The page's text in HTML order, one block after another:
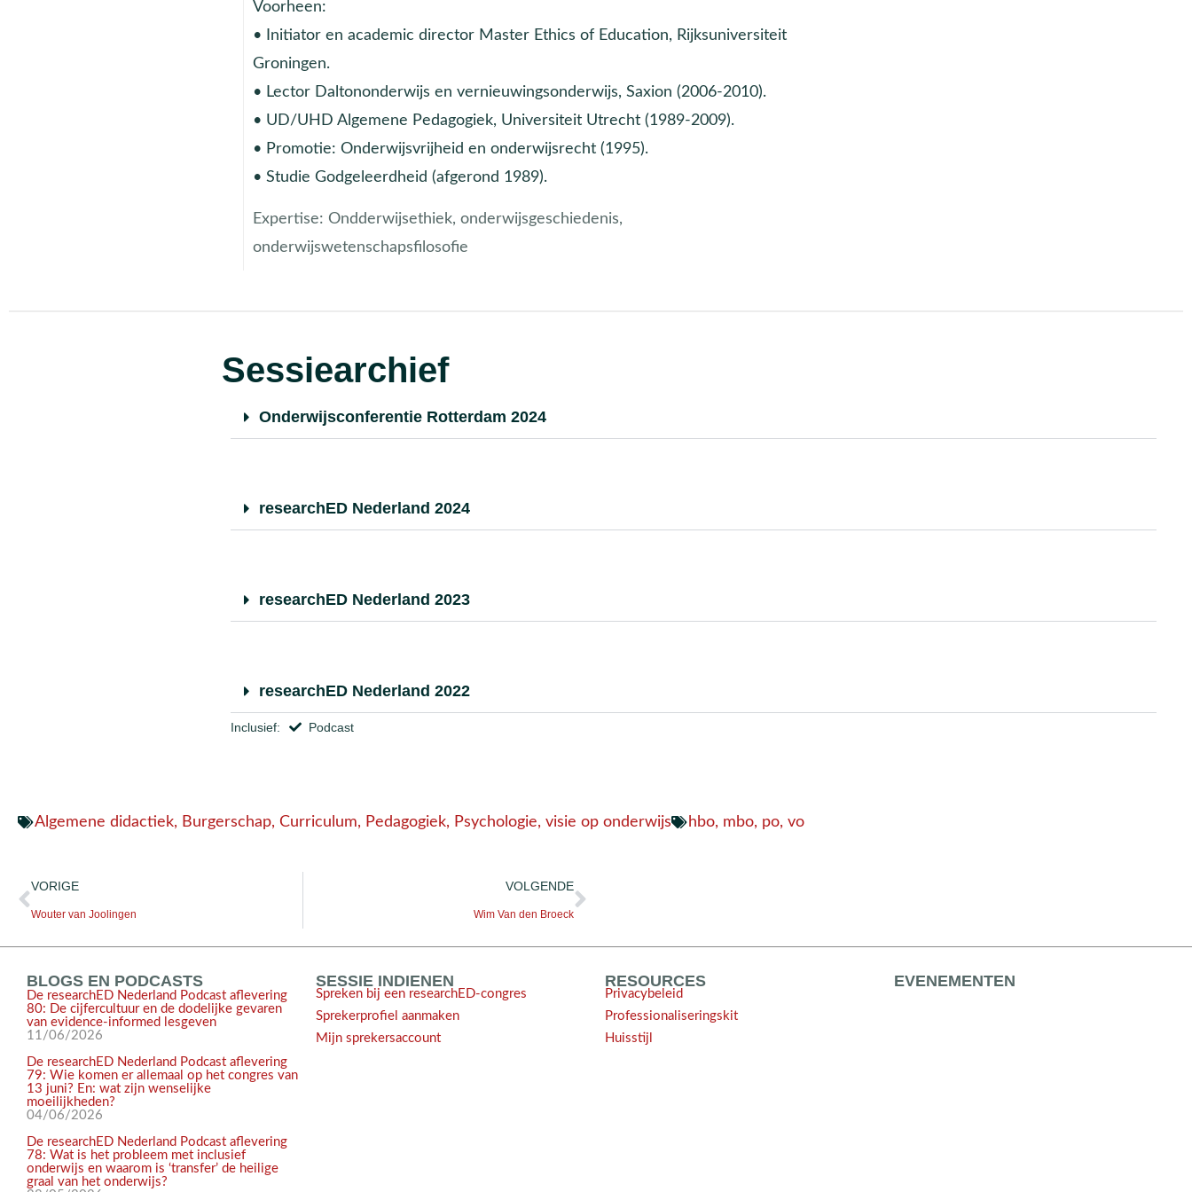
Voorheen:
• Initiator en academic director Master Ethics of Education, Rijksuniversiteit
Groningen.
• Lector Daltononderwijs en vernieuwingsonderwijs, Saxion (2006-2010).
• UD/UHD Algemene Pedagogiek, Universiteit Utrecht (1989-2009).
• Promotie: Onderwijsvrijheid en onderwijsrecht (1995).
• Studie Godgeleerdheid (afgerond 1989).
Expertise: Ondderwijsethiek, onderwijsgeschiedenis,
onderwijswetenschapsfilosofie
Sessiearchief
Onderwijsconferentie Rotterdam 2024
researchED Nederland 2024
researchED Nederland 2023
researchED Nederland 2022
Inclusief: Podcast
Algemene didactiek, Burgerschap, Curriculum, Pedagogiek, Psychologie, visie op onderwijs hbo, mbo, po, vo
VORIGE
Wouter van Joolingen
VOLGENDE
Wim Van den Broeck
BLOGS EN PODCASTS
De researchED Nederland Podcast aflevering
80: De cijfercultuur en de dodelijke gevaren
van evidence-informed lesgeven
11/06/2026
De researchED Nederland Podcast aflevering
79: Wie komen er allemaal op het congres van
13 juni? En: wat zijn wenselijke
moeilijkheden?
04/06/2026
De researchED Nederland Podcast aflevering
78: Wat is het probleem met inclusief
onderwijs en waarom is ‘transfer’ de heilige
graal van het onderwijs?
SESSIE INDIENEN
Spreken bij een researchED-congres
Sprekerprofiel aanmaken
Mijn sprekersaccount
RESOURCES
Privacybeleid
Professionaliseringskit
Huisstijl
EVENEMENTEN